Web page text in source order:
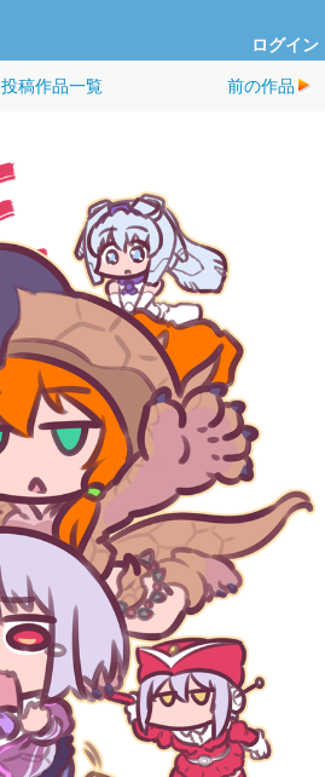
ログイン
投稿作品一覧 前の作品